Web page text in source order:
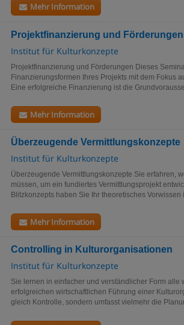
Mehr Information
Projektfinanzierung und Förderungen
Institut für Kulturkonzepte
Projektfinanzierung und Förderungen Dieses
Finanzierungsformen Ihres Projekts mit dem Fokus
Eine erfolgreiche Finanzierung ist die
Mehr Information
Überzeugende Vermittlungskonzepte
Institut für Kulturkonzepte
Überzeugende Vermittlungskonzepte Sie erfahren,
müssen, um ein fundiertes Vermittlungsprojekt
Blitzkonzepts haben Sie Ihr theoretisches
Mehr Information
Controlling in Kulturorganisationen
Institut für Kulturkonzepte
Sie lernen in einfacher und verständlicher Form
erfolgreichen wirtschaftlichen Führung einer
gleich Kontrolle, sondern umfasst vielmehr die